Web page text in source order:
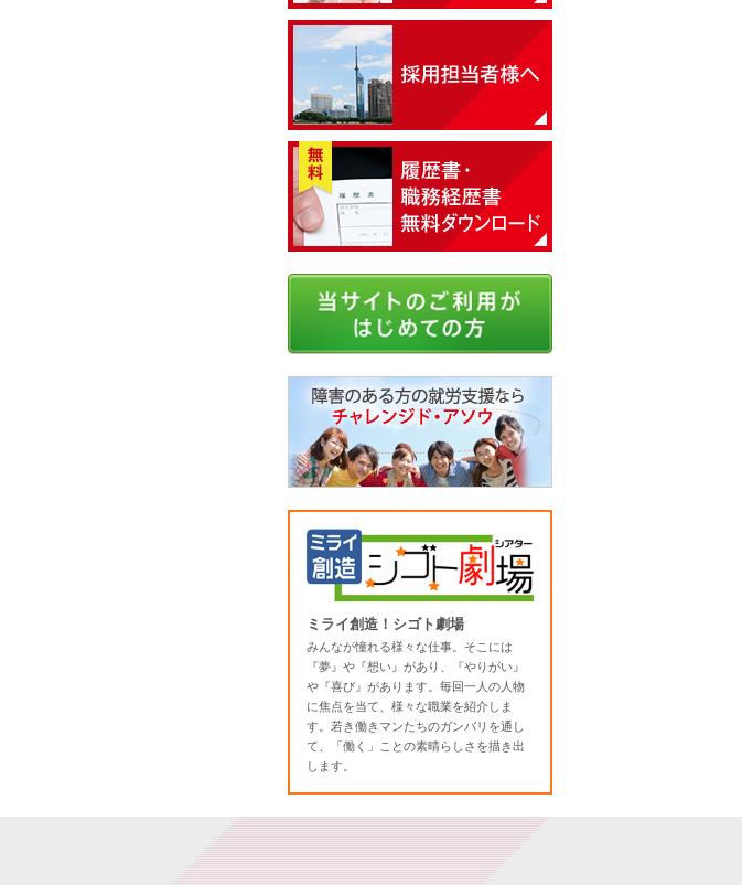
ミライ創造！シゴト劇場
みんなが憧れる様々な仕事。そこには
『夢』や『想い』があり、『やりがい』
や『喜び』があります。毎回一人の人物
に焦点を当て、様々な職業を紹介しま
す。若き働きマンたちのガンバリを通し
て、「働く」ことの素晴らしさを描き出
します。